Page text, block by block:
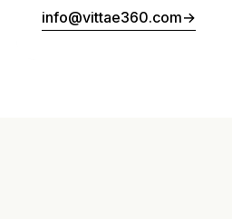
info@vittae360.com→